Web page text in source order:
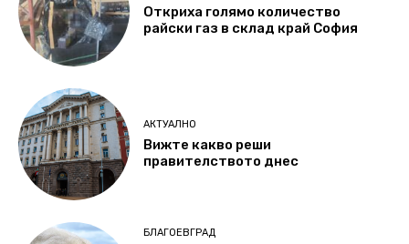
Откриха голямо количество
райски газ в склад край София
АКТУАЛНО
Вижте какво реши
правителството днес
БЛАГОЕВГРАД